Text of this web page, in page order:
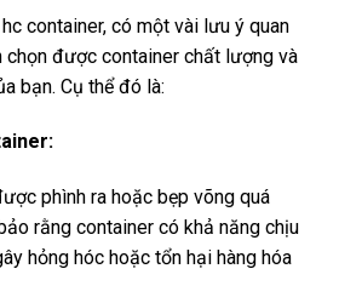
container, có một vài lưu ý quan
được container chất lượng và
bạn. Cụ thể đó là:
phình ra hoặc bẹp võng quá
rằng container có khả năng chịu
hỏng hóc hoặc tổn hại hàng hóa